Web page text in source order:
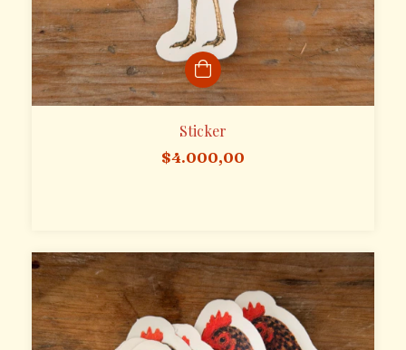
Sticker
$4.000,00